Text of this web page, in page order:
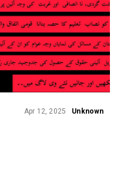
Unknown
Apr 12, 2025